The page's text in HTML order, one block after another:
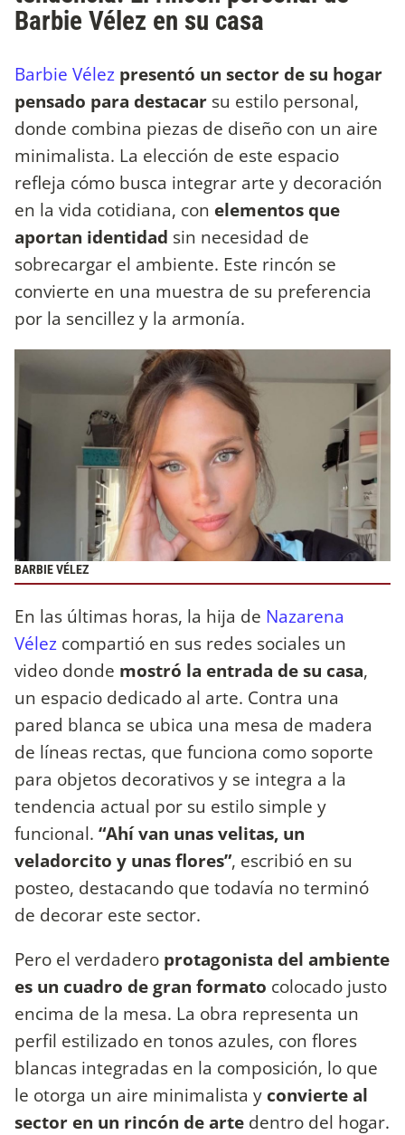
Barbie Vélez en su casa
Barbie Vélez presentó un sector de su hogar
pensado para destacar su estilo personal,
donde combina piezas de diseño con un aire
minimalista. La elección de este espacio
refleja cómo busca integrar arte y decoración
en la vida cotidiana, con elementos que
aportan identidad sin necesidad de
sobrecargar el ambiente. Este rincón se
convierte en una muestra de su preferencia
por la sencillez y la armonía.
BARBIE VÉLEZ
En las últimas horas, la hija de Nazarena
Vélez compartió en sus redes sociales un
video donde mostró la entrada de su casa,
un espacio dedicado al arte. Contra una
pared blanca se ubica una mesa de madera
de líneas rectas, que funciona como soporte
para objetos decorativos y se integra a la
tendencia actual por su estilo simple y
funcional. “Ahí van unas velitas, un
veladorcito y unas flores”, escribió en su
posteo, destacando que todavía no terminó
de decorar este sector.
Pero el verdadero protagonista del ambiente
es un cuadro de gran formato colocado justo
encima de la mesa. La obra representa un
perfil estilizado en tonos azules, con flores
blancas integradas en la composición, lo que
le otorga un aire minimalista y convierte al
sector en un rincón de arte dentro del hogar.